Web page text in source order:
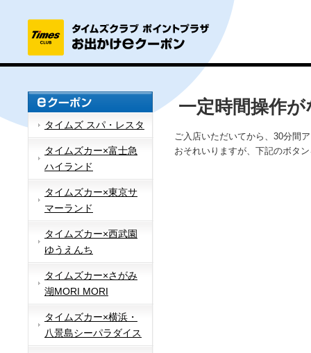
タイムズ スパ・レスタ
タイムズカー×富士急
ハイランド
タイムズカー×東京サ
マーランド
タイムズカー×西武園
ゆうえんち
タイムズカー×さがみ
湖MORI MORI
タイムズカー×横浜・
八景島シーパラダイス
一定時間操作
ご入店いただいてから、30分間
おそれいりますが、下記のボタ